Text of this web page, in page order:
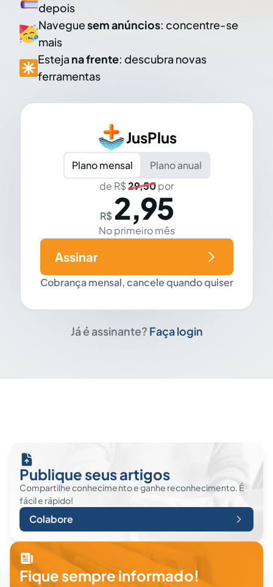
depois
Naveguesem anúncios: concentre-se
mais
Esteja na frente: descubra novas
ferramentas
JusPlus
Plano mensal
Plano anual
de R$29,50por
R$ 2,95
No primeiro mês
Cobrança mensal, cancele quando quiser
Assinar
Já é assinante? Faça login
Publique seus artigos
Compartilhe conhecimento e ganhe reconhecimento. É
fácil e rápido!
Colabore
Fique sempre informado!